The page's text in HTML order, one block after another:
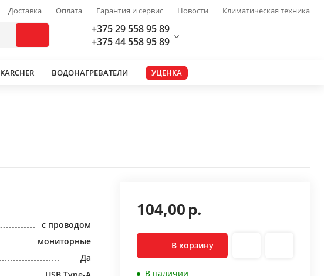
Доставка Оплата Гарантия и сервис Новости Климатическая техника
+375 29 558 95 89
+375 44 558 95 89
KARCHER ВОДОНАГРЕВАТЕЛИ УЦЕНКА
с проводом
мониторные
Да
104,00р.
В корзину
В наличии